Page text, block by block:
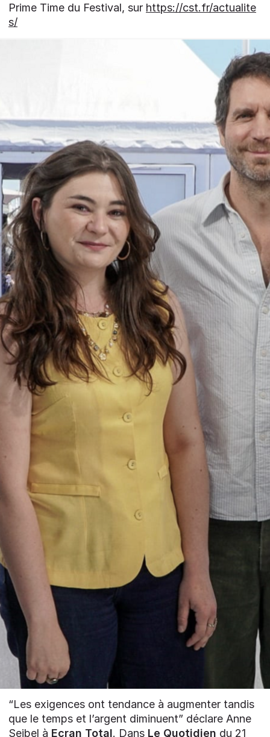
Prime Time du Festival, sur https://cst.fr/actualite
s/
“Les exigences ont tendance à augmenter tandis
que le temps et l’argent diminuent” déclare Anne
Seibel à Ecran Total. Dans Le Quotidien du 21